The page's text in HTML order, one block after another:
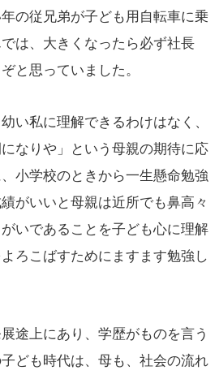
の従兄弟が子ども用自転車に乗
は、大きくなったら必ず社長
と思っていました。
い私に理解できるわけはなく、
になりや」という母親の期待に応
小学校のときから一生懸命勉強
がいいと母親は近所でも鼻高々
いであることを子ども心に理解
ろこばすためにますます勉強し
途上にあり、学歴がものを言う
ども時代は、母も、社会の流れ